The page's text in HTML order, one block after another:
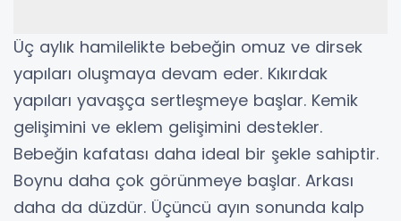
Üç aylık hamilelikte bebeğin omuz ve dirsek
yapıları oluşmaya devam eder. Kıkırdak
yapıları yavaşça sertleşmeye başlar. Kemik
gelişimini ve eklem gelişimini destekler.
Bebeğin kafatası daha ideal bir şekle sahiptir.
Boynu daha çok görünmeye başlar. Arkası
daha da düzdür. Üçüncü ayın sonunda kalp